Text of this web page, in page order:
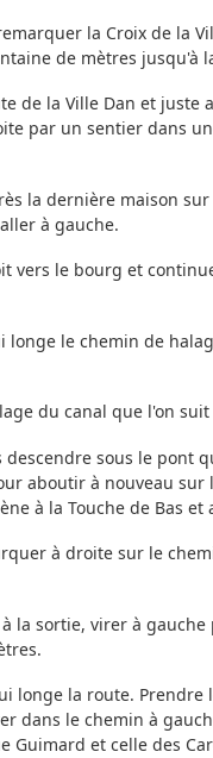
la Croix de la
de mètres jusqu'à
de la Ville Dan et
par un sentier dans
la dernière maison
à gauche.
vers le bourg et
le chemin de
du canal que l'on
sous le pont
aboutir à nouveau
à la Touche de Bas
à droite sur le
la sortie, virer à
longe la route. Prendre
dans le chemin à
Guimard et celle des